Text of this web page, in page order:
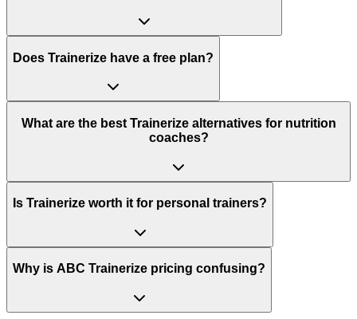
Does Trainerize have a free plan?
What are the best Trainerize alternatives for nutrition
coaches?
Is Trainerize worth it for personal trainers?
Why is ABC Trainerize pricing confusing?